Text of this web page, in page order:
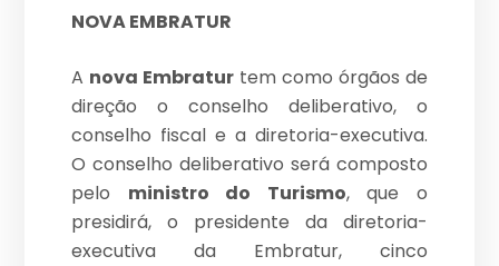
NOVA EMBRATUR
A nova Embratur tem como órgãos de
direção o conselho deliberativo, o
conselho fiscal e a diretoria-executiva.
O conselho deliberativo será composto
pelo ministro do Turismo, que o
presidirá, o presidente da diretoria-
executiva da Embratur, cinco